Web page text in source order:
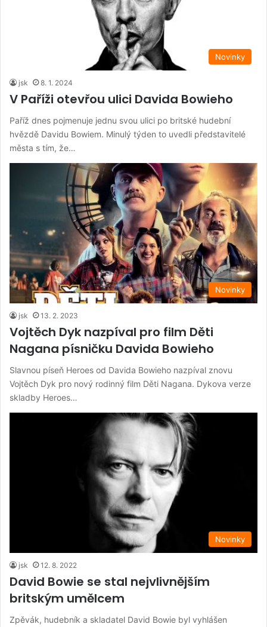
Novinky
jsk 8. 1. 2024
V Paříži otevřou ulici Davida Bowieho
Paříž dnes pojmenuje jednu svou ulici po britské hudební
hvězdě Davidu Bowiem. Minulý týden to uvedli představitelé
města s tím, že…
Novinky
jsk 13. 2. 2023
Vojtěch Dyk nazpíval pro film Děti
Nagana písničku Davida Bowieho
Slavnou píseň Heroes od Davida Bowieho nazpíval znovu
Vojtěch Dyk pro nový rodinný film Děti Nagana. Dykova verze
skladby Heroes…
Novinky
jsk 12. 8. 2022
David Bowie se stal nejvlivnějším
britským umělcem
Zpěvák, hudebník a skladatel David Bowie byl vyhlášen